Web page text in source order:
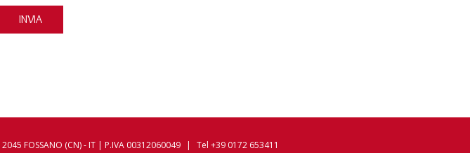
trattate e alle misure che adottiamo al fine di
trattamento e i canali attraverso i quali è possibile
INVIA
FOSSANO (CN) - IT | P.IVA 00312060049 |
Tel +39 0172 653411